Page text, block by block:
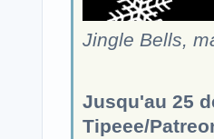
Jingle Bells,
Jusqu'au 25
Tipeee/